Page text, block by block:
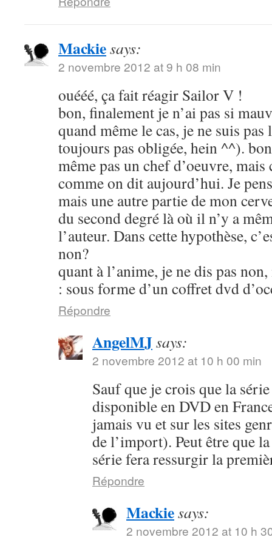
Mackiesays:
2 novembre 2012 at 9 h 08 min
ouééé, ça fait réagir Sailor V !
bon, finalement je n’ai pas si
quand même le cas, je ne suis pas
toujours pas obligée, hein ^^).
même pas un chef d’oeuvre,
comme on dit aujourd’hui. Je
mais une autre partie de mon
du second degré là où il n’y a
l’auteur. Dans cette hypothèse,
non?
quant à l’anime, je ne dis pas
: sous forme d’un coffret dvd
Répondre
AngelMJsays:
2 novembre 2012 at 10 h 00 min
Sauf que je crois que la
disponible en DVD en
jamais vu et sur les sites
de l’import). Peut être que
série fera ressurgir la
Répondre
Mackiesays:
2 novembre 2012 at 10 h